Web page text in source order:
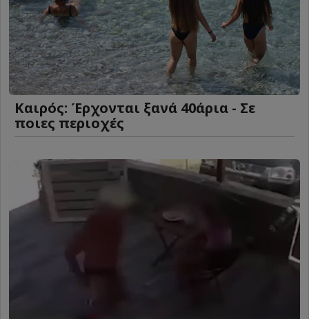
Καιρός: Έρχονται ξανά 40άρια - Σε
ποιες περιοχές